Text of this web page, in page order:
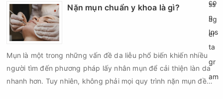
đủ các bước vô khuẩn và chăm sóc sau điều trị.
Nặn mụn chuẩn y khoa là gì?
Mụn là một trong những vấn đề da liễu phổ biến khiến nhiều
người tìm đến phương pháp lấy nhân mụn để cải thiện làn da
nhanh hơn. Tuy nhiên, không phải mọi quy trình nặn mụn đều